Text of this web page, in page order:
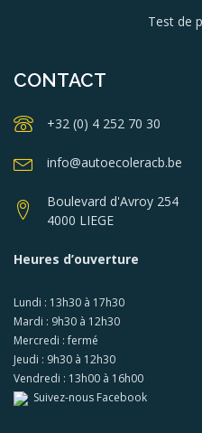
Test de
CONTACT
+32 (0) 4 252 70 30
info@autoecoleracb.be
Boulevard d'Avroy 254
4000 LIEGE
Heures d’ouverture
Lundi : 13h30 à 17h30
Mardi : 9h30 à 12h30
Mercredi : fermé
Jeudi : 9h30 à 12h30
Vendredi : 13h00 à 16h00
Suivez-nous Facebook